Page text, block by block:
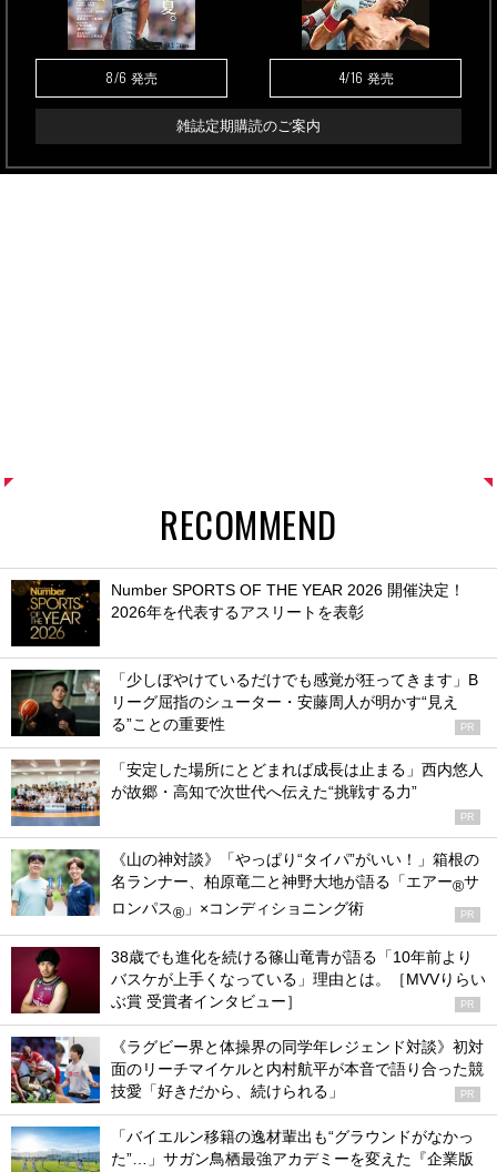
8/6 発売 4/16 発売
雑誌定期購読のご案内
RECOMMEND
Number SPORTS OF THE YEAR 2026 開催決定！
2026年を代表するアスリートを表彰
「少しぼやけているだけでも感覚が狂ってきます」B
リーグ屈指のシューター・安藤周人が明かす“見え
る”ことの重要性
PR
「安定した場所にとどまれば成長は止まる」西内悠人
が故郷・高知で次世代へ伝えた“挑戦する力”
PR
《山の神対談》「やっぱり“タイパ”がいい！」箱根の
名ランナー、柏原竜二と神野大地が語る「エアー®サ
ロンパス® 」×コンディショニング術 PR
38歳でも進化を続ける篠山竜青が語る「10年前より
バスケが上手くなっている」理由とは。［MVVりらい
ぶ賞 受賞者インタビュー］
PR
《ラグビー界と体操界の同学年レジェンド対談》初対
面のリーチマイケルと内村航平が本音で語り合った競
技愛「好きだから、続けられる」
PR
「バイエルン移籍の逸材輩出も“グラウンドがなかっ
た”…」サガン鳥栖最強アカデミーを変えた『企業版